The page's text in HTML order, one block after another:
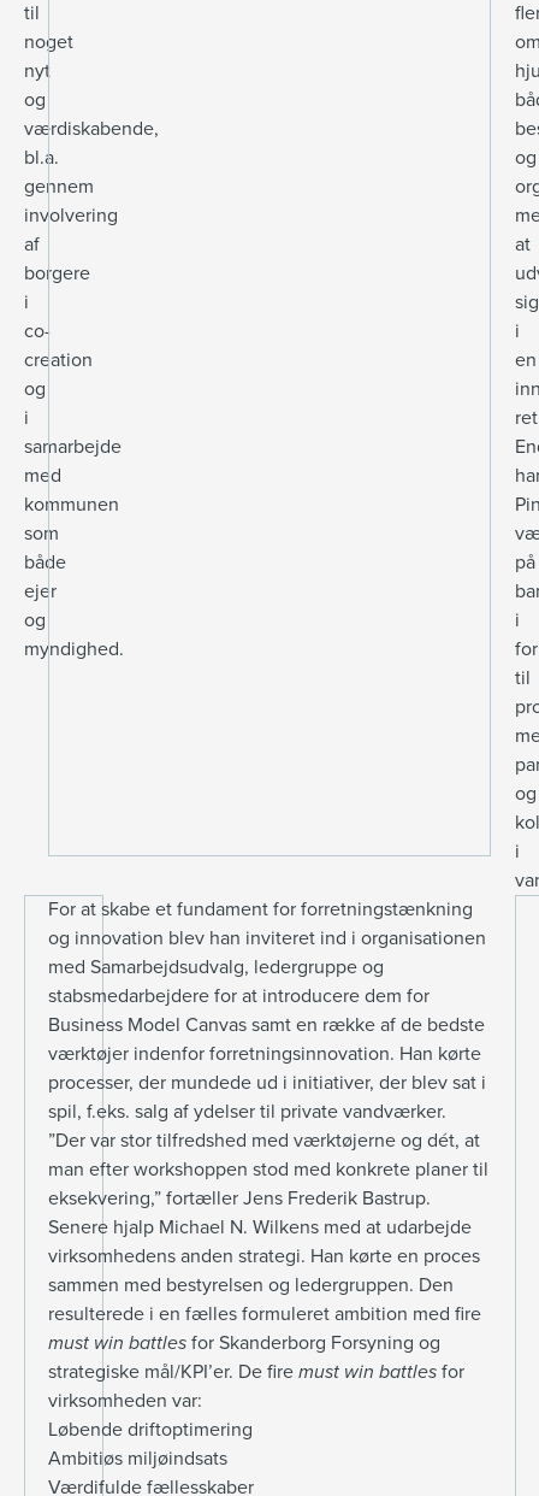
til
noget
nyt
og
værdiskabende,
bl.a.
gennem
involvering
af
borgere
i
co-
creation
og
i
samarbejde
med
kommunen
som
både
ejer
og
myndighed.
og
at
sig
i
en
på
i
til
og
i
For at skabe et fundament for forretningstænkning
og innovation blev han inviteret ind i organisationen
med Samarbejdsudvalg, ledergruppe og
stabsmedarbejdere for at introducere dem for
Business Model Canvas samt en række af de bedste
værktøjer indenfor forretningsinnovation. Han kørte
processer, der mundede ud i initiativer, der blev sat i
spil, f.eks. salg af ydelser til private vandværker.
”Der var stor tilfredshed med værktøjerne og dét, at
man efter workshoppen stod med konkrete planer til
eksekvering,” fortæller Jens Frederik Bastrup.
Senere hjalp Michael N. Wilkens med at udarbejde
virksomhedens anden strategi. Han kørte en proces
sammen med bestyrelsen og ledergruppen. Den
resulterede i en fælles formuleret ambition med fire
must win battles for Skanderborg Forsyning og
strategiske mål/KPI’er. De fire must win battles for
virksomheden var:
Løbende driftoptimering
Ambitiøs miljøindsats
Værdifulde fællesskaber